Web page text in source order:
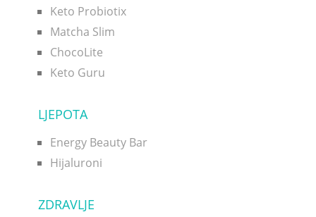
Keto Probiotix
Matcha Slim
ChocoLite
Keto Guru
LJEPOTA
Energy Beauty Bar
Hijaluroni
ZDRAVLJE